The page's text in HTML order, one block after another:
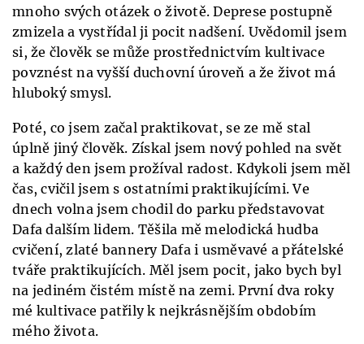
mnoho svých otázek o životě. Deprese postupně
zmizela a vystřídal ji pocit nadšení. Uvědomil jsem
si, že člověk se může prostřednictvím kultivace
povznést na vyšší duchovní úroveň a že život má
hluboký smysl.
Poté, co jsem začal praktikovat, se ze mě stal
úplně jiný člověk. Získal jsem nový pohled na svět
a každý den jsem prožíval radost. Kdykoli jsem měl
čas, cvičil jsem s ostatními praktikujícími. Ve
dnech volna jsem chodil do parku představovat
Dafa dalším lidem. Těšila mě melodická hudba
cvičení, zlaté bannery Dafa i usměvavé a přátelské
tváře praktikujících. Měl jsem pocit, jako bych byl
na jediném čistém místě na zemi. První dva roky
mé kultivace patřily k nejkrásnějším obdobím
mého života.